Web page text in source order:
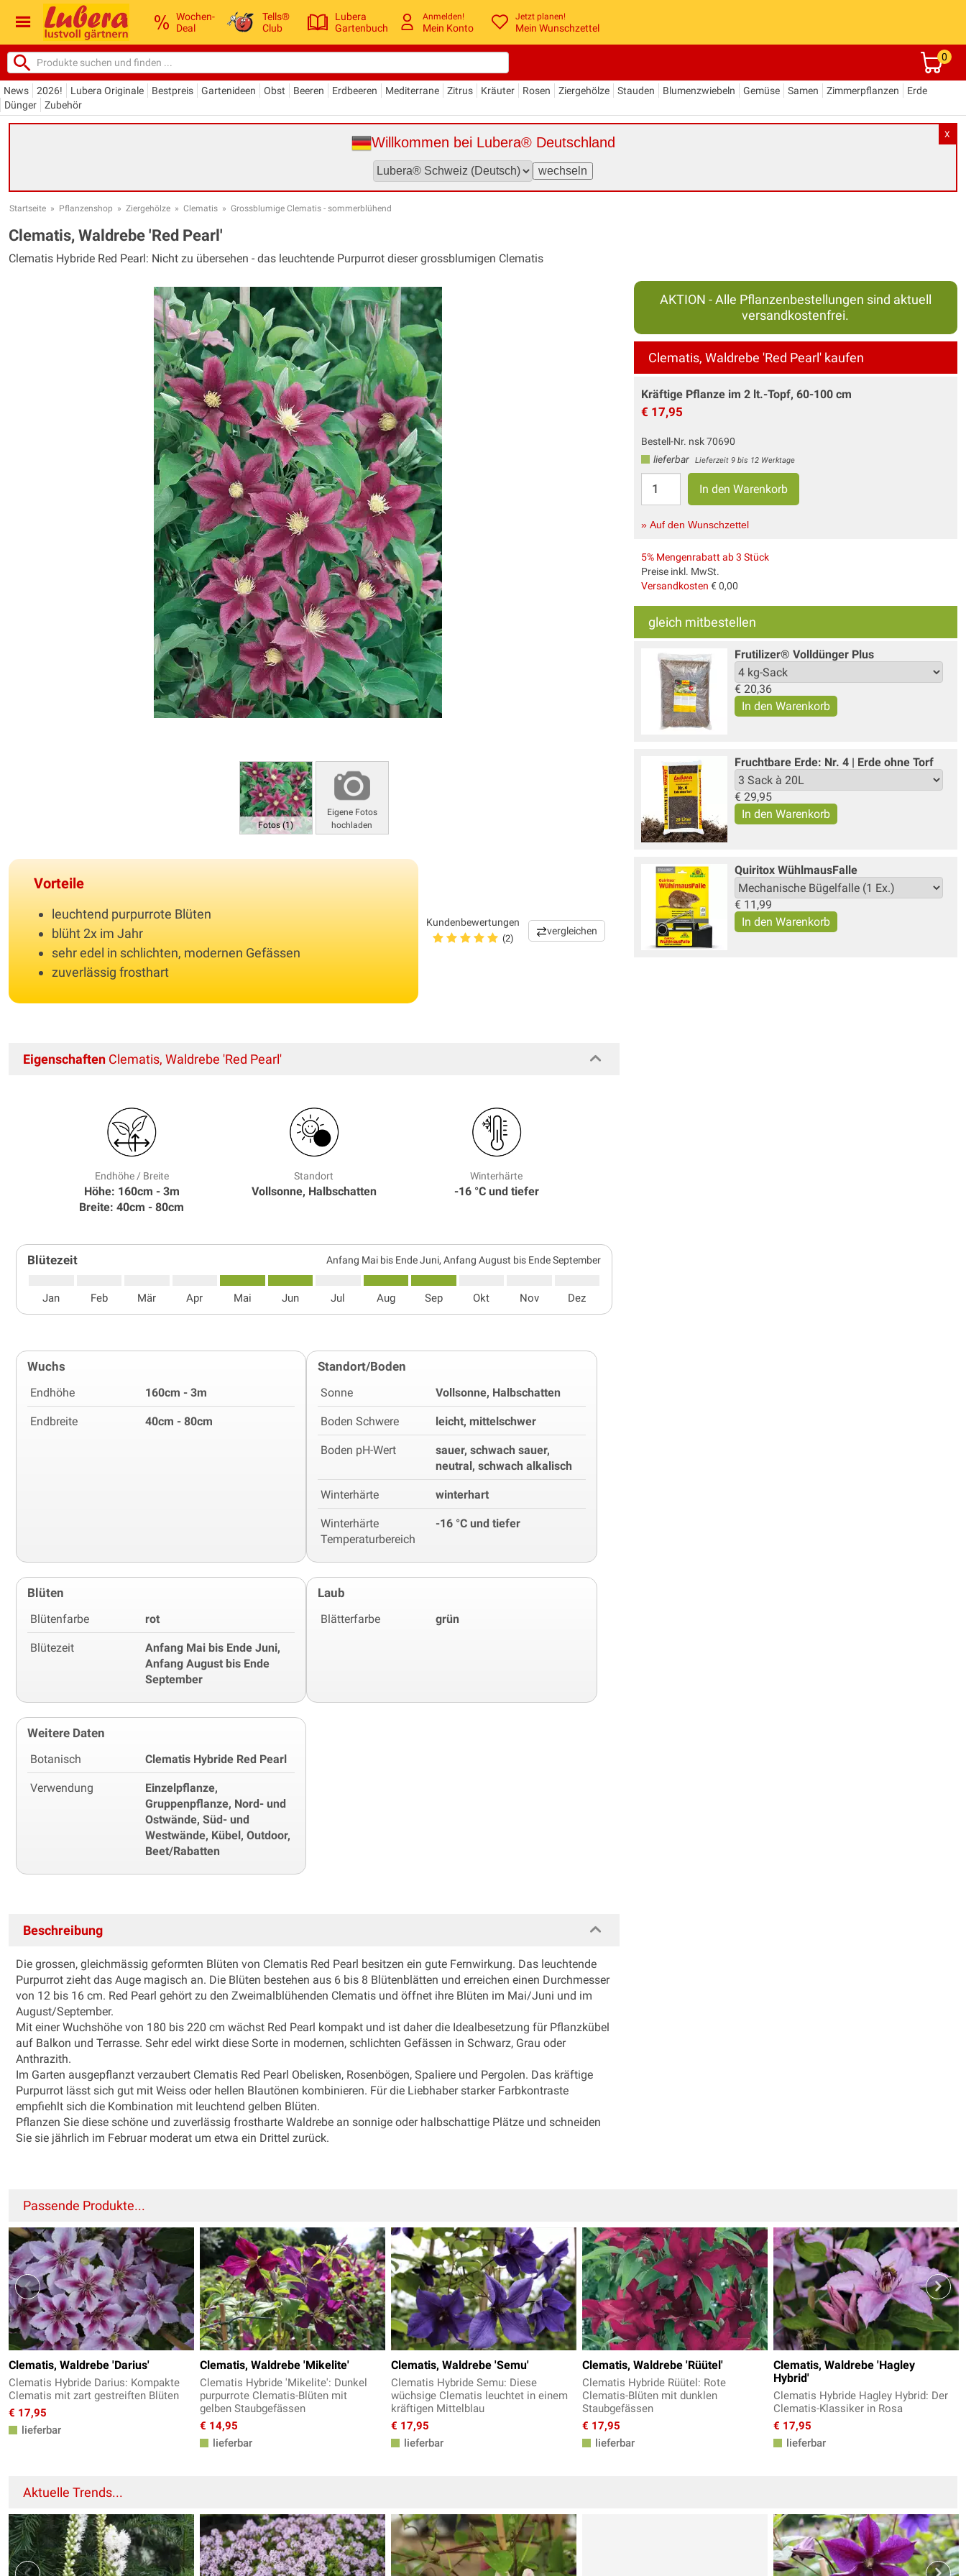
Wochen-
Deal
Tells®
Club
Lubera
Gartenbuch
Anmelden!
Mein Konto
Jetzt planen!
Mein Wunschzettel
0
News 2026! Lubera Originale Bestpreis Gartenideen Obst Beeren Erdbeeren Mediterrane Zitrus Kräuter Rosen Ziergehölze Stauden Blumenzwiebeln Gemüse Samen Zimmerpflanzen
Erde
Dünger
Zubehör
X
Willkommen bei Lubera® Deutschland
Startseite » Pflanzenshop » Ziergehölze » Clematis » Grossblumige Clematis - sommerblühend
Clematis, Waldrebe 'Red Pearl'
Clematis Hybride Red Pearl: Nicht zu übersehen - das leuchtende Purpurrot dieser grossblumigen Clematis
Fotos (1)
Eigene Fotos
hochladen
Vorteile
leuchtend purpurrote Blüten
blüht 2x im Jahr
sehr edel in schlichten, modernen Gefässen
zuverlässig frosthart
Kundenbewertungen
(2)
vergleichen
AKTION - Alle Pflanzenbestellungen sind aktuell
versandkostenfrei.
Clematis, Waldrebe 'Red Pearl' kaufen
Kräftige Pflanze im 2 lt.-Topf, 60-100 cm
€ 17,95
Bestell-Nr. nsk 70690
lieferbar
Lieferzeit 9 bis 12 Werktage
» Auf den Wunschzettel
5% Mengenrabatt ab 3 Stück
Preise inkl. MwSt.
Versandkosten € 0,00
gleich mitbestellen
Frutilizer® Volldünger Plus
€ 20,36
Fruchtbare Erde: Nr. 4 | Erde ohne Torf
€ 29,95
Quiritox WühlmausFalle
€ 11,99
Eigenschaften Clematis, Waldrebe 'Red Pearl'
Endhöhe / Breite
Höhe: 160cm - 3m
Breite: 40cm - 80cm
Standort
Vollsonne, Halbschatten
Winterhärte
-16 °C und tiefer
Blütezeit Anfang Mai bis Ende Juni, Anfang August bis Ende September
Jan Feb Mär Apr Mai Jun Jul Aug Sep Okt Nov Dez
Wuchs
Endhöhe 160cm - 3m
Endbreite 40cm - 80cm
Standort/Boden
Sonne Vollsonne, Halbschatten
Boden Schwere leicht, mittelschwer
Boden pH-Wert
sauer, schwach sauer,
neutral, schwach alkalisch
Winterhärte winterhart
Winterhärte
Temperaturbereich
-16 °C und tiefer
Blüten
Blütenfarbe rot
Blütezeit
Anfang Mai bis Ende Juni,
Anfang August bis Ende
September
Laub
Blätterfarbe grün
Weitere Daten
Botanisch Clematis Hybride Red Pearl
Verwendung
Einzelpflanze,
Gruppenpflanze, Nord- und
Ostwände, Süd- und
Westwände, Kübel, Outdoor,
Beet/Rabatten
Beschreibung
Die grossen, gleichmässig geformten Blüten von Clematis Red Pearl besitzen ein gute Fernwirkung. Das leuchtende
Purpurrot zieht das Auge magisch an. Die Blüten bestehen aus 6 bis 8 Blütenblätten und erreichen einen Durchmesser
von 12 bis 16 cm. Red Pearl gehört zu den Zweimalblühenden Clematis und öffnet ihre Blüten im Mai/Juni und im
August/September.
Mit einer Wuchshöhe von 180 bis 220 cm wächst Red Pearl kompakt und ist daher die Idealbesetzung für Pflanzkübel
auf Balkon und Terrasse. Sehr edel wirkt diese Sorte in modernen, schlichten Gefässen in Schwarz, Grau oder
Anthrazith.
Im Garten ausgepflanzt verzaubert Clematis Red Pearl Obelisken, Rosenbögen, Spaliere und Pergolen. Das kräftige
Purpurrot lässt sich gut mit Weiss oder hellen Blautönen kombinieren. Für die Liebhaber starker Farbkontraste
empfiehlt sich die Kombination mit leuchtend gelben Blüten.
Pflanzen Sie diese schöne und zuverlässig frostharte Waldrebe an sonnige oder halbschattige Plätze und schneiden
Sie sie jährlich im Februar moderat um etwa ein Drittel zurück.
Passende Produkte...
Clematis, Waldrebe 'Darius'
Clematis Hybride Darius: Kompakte
Clematis mit zart gestreiften Blüten
€ 17,95
lieferbar
Clematis, Waldrebe 'Mikelite'
Clematis Hybride 'Mikelite': Dunkel
purpurrote Clematis-Blüten mit
gelben Staubgefässen
€ 14,95
lieferbar
Clematis, Waldrebe 'Semu'
Clematis Hybride Semu: Diese
wüchsige Clematis leuchtet in einem
kräftigen Mittelblau
€ 17,95
lieferbar
Clematis, Waldrebe 'Rüütel'
Clematis Hybride Rüütel: Rote
Clematis-Blüten mit dunklen
Staubgefässen
€ 17,95
lieferbar
Clematis, Waldrebe 'Hagley
Hybrid'
Clematis Hybride Hagley Hybrid: Der
Clematis-Klassiker in Rosa
€ 17,95
lieferbar
Aktuelle Trends...